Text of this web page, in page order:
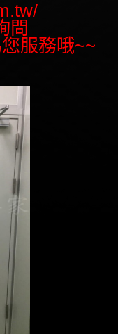
問
服務哦~~